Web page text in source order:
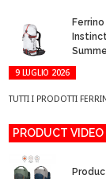
Ferrino
9 LUGLIO 2026
TUTTI I PRODOTTI
PRODUCT VIDEO